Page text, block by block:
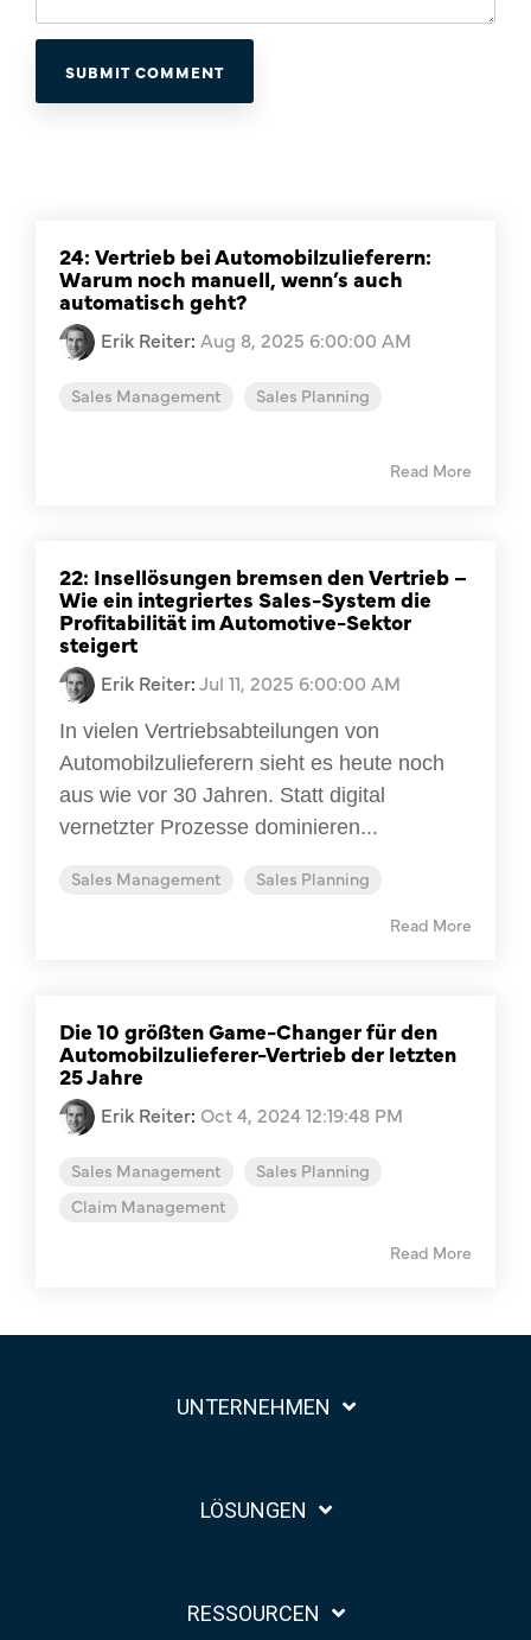
24: Vertrieb bei Automobilzulieferern:
Warum noch manuell, wenn’s auch
automatisch geht?
Erik Reiter: Aug 8, 2025 6:00:00 AM
Sales Management Sales Planning
Read More
22: Insellösungen bremsen den Vertrieb –
Wie ein integriertes Sales-System die
Profitabilität im Automotive-Sektor
steigert
Erik Reiter: Jul 11, 2025 6:00:00 AM
In vielen Vertriebsabteilungen von
Automobilzulieferern sieht es heute noch
aus wie vor 30 Jahren. Statt digital
vernetzter Prozesse dominieren...
Sales Management Sales Planning
Read More
Die 10 größten Game-Changer für den
Automobilzulieferer-Vertrieb der letzten
25 Jahre
Erik Reiter: Oct 4, 2024 12:19:48 PM
Sales Management
Sales Planning
Claim Management
Read More
UNTERNEHMEN
LÖSUNGEN
RESSOURCEN